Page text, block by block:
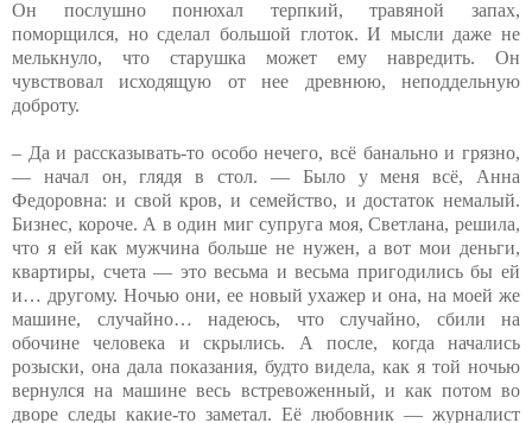
Он послушно понюхал терпкий, травяной запах,
поморщился, но сделал большой глоток. И мысли даже не
мелькнуло, что старушка может ему навредить. Он
чувствовал исходящую от нее древнюю, неподдельную
доброту.
– Да и рассказывать-то особо нечего, всё банально и грязно,
— начал он, глядя в стол. — Было у меня всё, Анна
Федоровна: и свой кров, и семейство, и достаток немалый.
Бизнес, короче. А в один миг супруга моя, Светлана, решила,
что я ей как мужчина больше не нужен, а вот мои деньги,
квартиры, счета — это весьма и весьма пригодились бы ей
и… другому. Ночью они, ее новый ухажер и она, на моей же
машине, случайно… надеюсь, что случайно, сбили на
обочине человека и скрылись. А после, когда начались
розыски, она дала показания, будто видела, как я той ночью
вернулся на машине весь встревоженный, и как потом во
дворе следы какие-то заметал. Её любовник — журналист